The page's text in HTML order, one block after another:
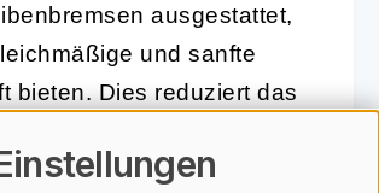
ausgestattet,
und sanfte
bieten. Dies reduziert das
die Schnur als auch für den